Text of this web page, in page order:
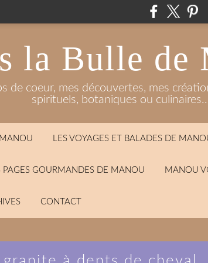
la Bulle de
de coeur, mes découvertes, mes
spirituels, botaniques ou
LES VOYAGES ET BALADES DE
PAGES GOURMANDES DE MANOU MANOU
CONTACT